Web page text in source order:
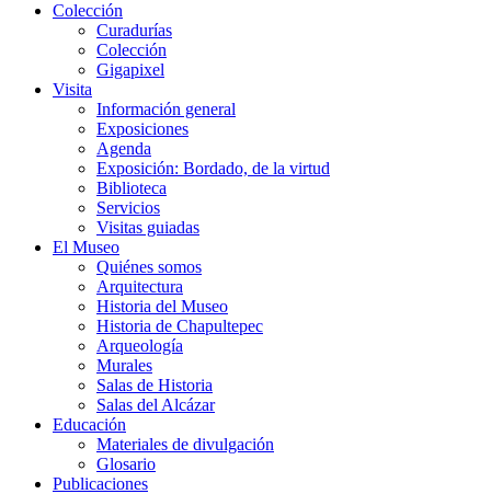
Colección
Curadurías
Colección
Gigapixel
Visita
Información general
Exposiciones
Agenda
Exposición: Bordado, de la virtud
Biblioteca
Servicios
Visitas guiadas
El Museo
Quiénes somos
Arquitectura
Historia del Museo
Historia de Chapultepec
Arqueología
Murales
Salas de Historia
Salas del Alcázar
Educación
Materiales de divulgación
Glosario
Publicaciones